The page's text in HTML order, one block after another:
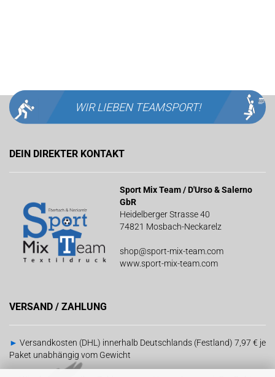
WIR LIEBEN TEAMSPORT!
DEIN DIREKTER KONTAKT
Sport Mix Team / D'Urso & Salerno
GbR
Heidelberger Strasse 40
74821 Mosbach-Neckarelz
shop@sport-mix-team.com
www.sport-mix-team.com
VERSAND / ZAHLUNG
► Versandkosten (DHL) innerhalb Deutschlands (Festland) 7,97 € je
Paket unabhängig vom Gewicht